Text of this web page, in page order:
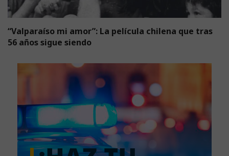
“Valparaíso mi amor”: La película chilena que tras
56 años sigue siendo